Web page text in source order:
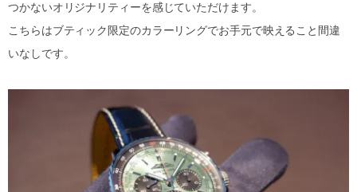
つかないオリジナリティーを感じていただけます。
こちらはブティック限定のカラーリングでお手元で映えること間違
いなしです。